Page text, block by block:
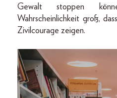
Gewalt stoppen
Wahrscheinlichkeit groß,
Zivilcourage zeigen.